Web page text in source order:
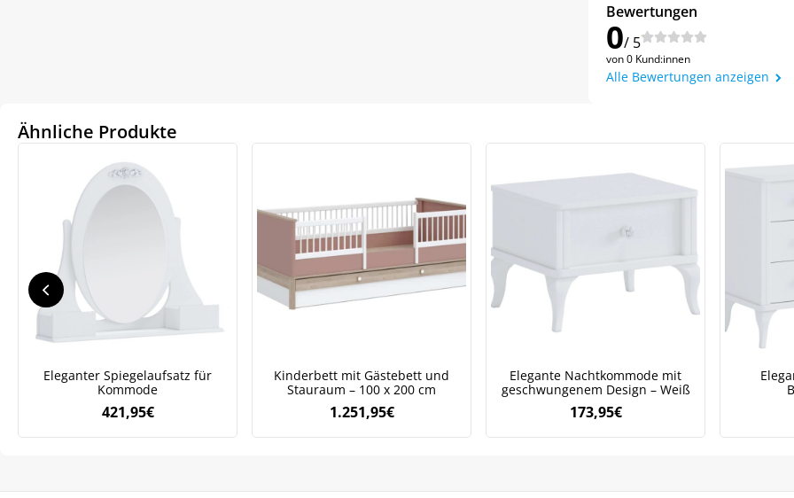
Bewertungen
0/ 5
von 0 Kund:innen
Alle Bewertungen anzeigen
Ähnliche Produkte
Eleganter Spiegelaufsatz für
Kommode
421,95€
Kinderbett mit Gästebett und
Stauraum – 100 x 200 cm
1.251,95€
Elegante Nachtkommode mit
geschwungenem Design – Weiß
173,95€
5% Rabatt
Bleiben Sie auf dem Laufenden über Neuigkeiten und
Weitere Informationen darüber, wie wir Ihre Daten für Marketingkommunikation
verarbeiten. Lesen Sie unsere